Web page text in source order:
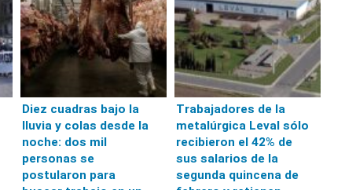
Diez cuadras bajo la
lluvia y colas desde la
noche: dos mil
personas se
postularon para
Trabajadores de la
metalúrgica Leval sólo
recibieron el 42% de
sus salarios de la
segunda quincena de